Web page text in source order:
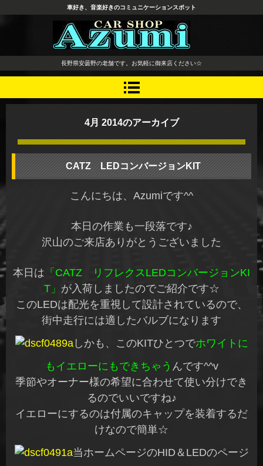
長野県 安曇野市 タイヤ ホ
イール デッドニング カーオ
ーディオ レカロシート
車好き、音楽好きのコミュニケーションスポット
長野県安曇野の老舗です。お気軽に御来店ください☆
4月 2014のアーカイブ
CATZ LEDコンバージョンKIT
こんにちは、Azumiです^^
本日の作業も一段落です♪
沢山のご来店ありがとうございました
本日は 「CATZ リフレクスLEDコンバージョンKI
T」 が入荷しましたのでご紹介です☆
このLEDは配光を重視して設計されているので、
街中走行には適したバルブになります
しかも、このKITひとつでホワイトに
もイエローにもできちゃう んです^^v
季節やオーナー様の希望に合わせて使い分けでき
るのでいいですね♪
イエローにするのは付属のキャップを装着するだ
けなので簡単☆
当ホームページのHID＆LEDのページ